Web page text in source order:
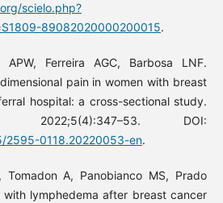
scielo.php?
89082020000200015.
Ferreira AGC, Barbosa LNF.
pain in women with breast
hospital: a cross-sectional study.
2022;5(4):347–53. DOI:
2595-0118.20220053-en.
Tomadon A, Panobianco MS, Prado
with lymphedema after breast cancer